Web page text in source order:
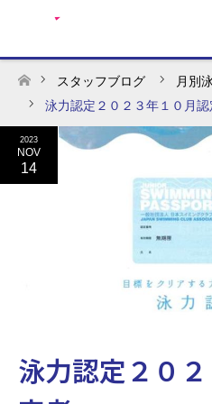
ホーム
スタッフブログ 月別
泳力認定２０２３年１０月認
2023
NOV
14
泳力認定２０